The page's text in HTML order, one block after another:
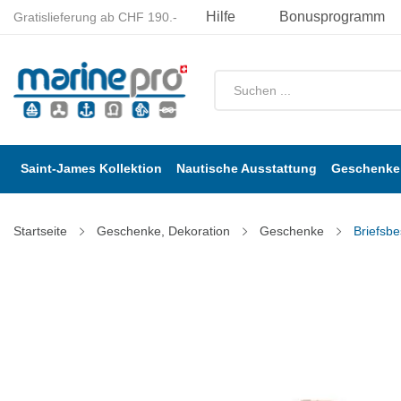
Gratislieferung ab CHF 190.- Hilfe Bonusprogramm
Saint-James Kollektion Nautische Ausstattung
Startseite Geschenke, Dekoration Geschenke